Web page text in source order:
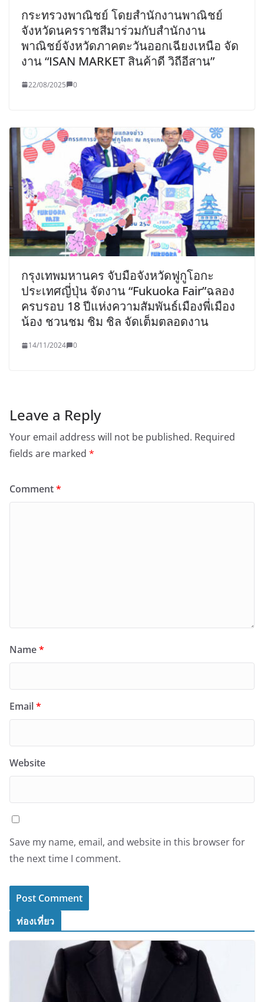
กระทรวงพาณิชย์ โดยสำนักงานพาณิชย์
จังหวัดนครราชสีมาร่วมกับสำนักงาน
พาณิชย์จังหวัดภาคตะวันออกเฉียงเหนือ จัด
งาน “ISAN MARKET สินค้าดี วิถีอีสาน”
22/08/2025 0
กรุงเทพมหานคร จับมือจังหวัดฟูกูโอกะ
ประเทศญี่ปุ่น จัดงาน “Fukuoka Fair”ฉลอง
ครบรอบ 18 ปีแห่งความสัมพันธ์เมืองพี่เมือง
น้อง ชวนชม ชิม ชิล จัดเต็มตลอดงาน
14/11/2024 0
Leave a Reply
Your email address will not be published. Required
fields are marked *
Comment*
Name*
Email*
Website
Save my name, email, and website in this browser for
the next time I comment.
ท่องเที่ยว